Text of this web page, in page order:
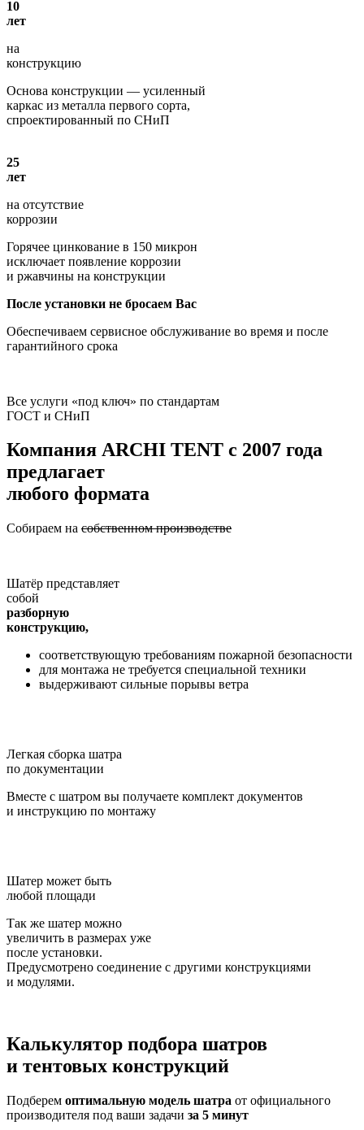
10
лет
на
конструкцию
Основа конструкции — усиленный
каркас из металла первого сорта,
спроектированный по СНиП
25
лет
на отсутствие
коррозии
Горячее цинкование в 150 микрон
исключает появление коррозии
и ржавчины на конструкции
После установки не бросаем Вас
Обеспечиваем сервисное обслуживание во время и после
гарантийного срока
Все услуги «под ключ» по стандартам
ГОСТ и СНиП
Компания ARCHI TENT с 2007 года
предлагает
любого формата
Собираем на собственном производстве
Шатёр представляет
собой
разборную
конструкцию,
соответствующую требованиям пожарной безопасности
для монтажа не требуется специальной техники
выдерживают сильные порывы ветра
Легкая сборка шатра
по документации
Вместе с шатром вы получаете комплект документов
и инструкцию по монтажу
Шатер может быть
любой площади
Так же шатер можно
увеличить в размерах уже
после установки.
Предусмотрено соединение с другими конструкциями
и модулями.
Калькулятор подбора шатров
и тентовых конструкций
Подберем оптимальную модель шатра от официального
производителя под ваши задачи за 5 минут